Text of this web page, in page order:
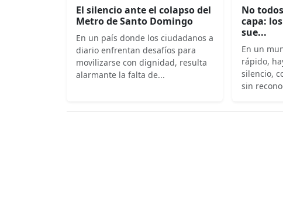
El silencio ante el colapso del
Metro de Santo Domingo
En un país donde los ciudadanos a
diario enfrentan desafíos para
movilizarse con dignidad, resulta
alarmante la falta de...
No
capa:
sue...
En un
rápido,
silencio,
sin